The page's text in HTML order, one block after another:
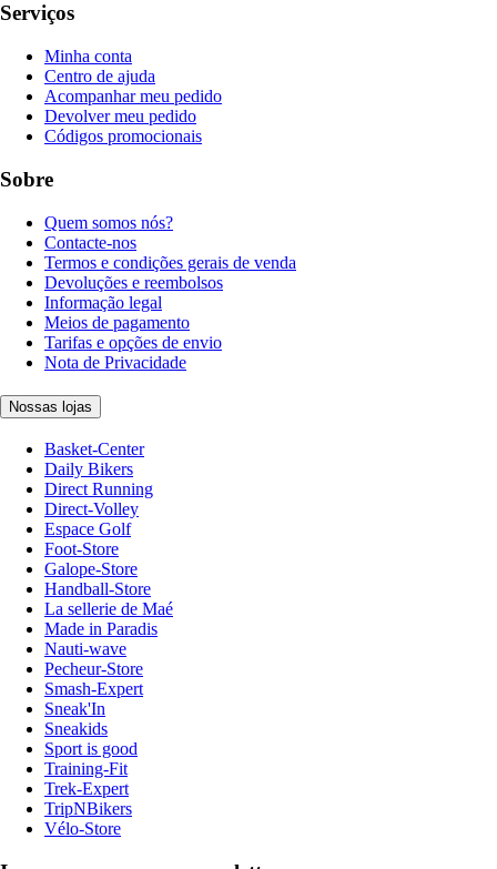
Serviços
Minha conta
Centro de ajuda
Acompanhar meu pedido
Devolver meu pedido
Códigos promocionais
Sobre
Quem somos nós?
Contacte-nos
Termos e condições gerais de venda
Devoluções e reembolsos
Informação legal
Meios de pagamento
Tarifas e opções de envio
Nota de Privacidade
Nossas lojas
Basket-Center
Daily Bikers
Direct Running
Direct-Volley
Espace Golf
Foot-Store
Galope-Store
Handball-Store
La sellerie de Maé
Made in Paradis
Nauti-wave
Pecheur-Store
Smash-Expert
Sneak'In
Sneakids
Sport is good
Training-Fit
Trek-Expert
TripNBikers
Vélo-Store